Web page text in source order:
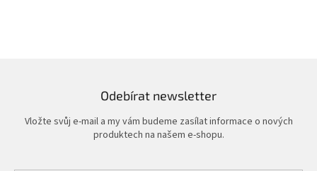
Odebírat newsletter
Vložte svůj e-mail a my vám budeme zasílat informace o nových
produktech na našem e-shopu.